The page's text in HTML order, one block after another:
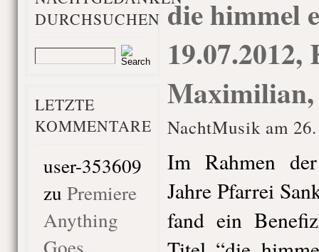
DURCHSUCHEN
LETZTE
KOMMENTARE
user-353609
zu Premiere
Anything
Goes,
die himmel
19.07.2012,
NachtMusik am
Im Rahmen
Jahre Pfarrei
fand ein